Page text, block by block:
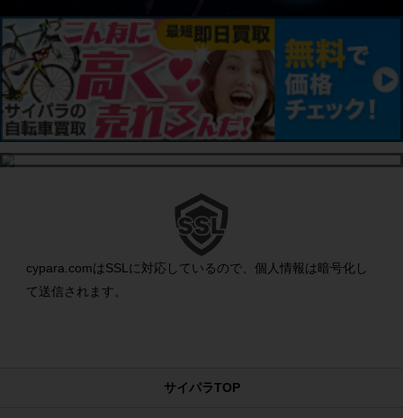
cypara.comはSSLに対応しているので、個人情報は暗号化し
て送信されます。
サイパラTOP